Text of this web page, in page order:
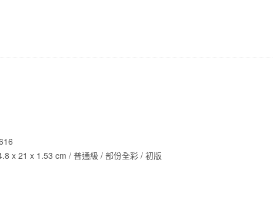
x 21 x 1.53 cm / 普通級 / 部份全彩 / 初版